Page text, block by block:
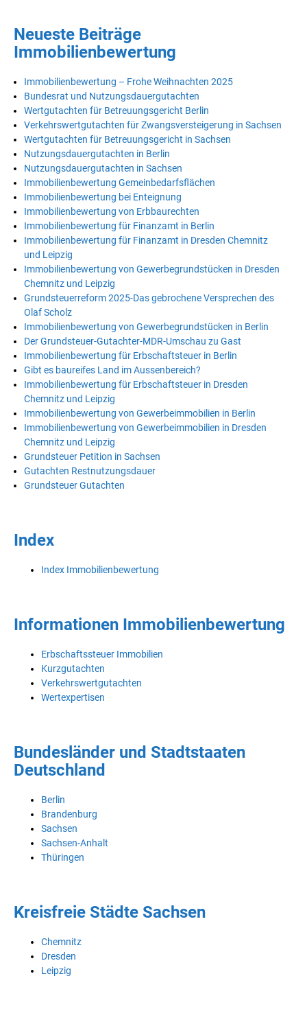
Neueste Beiträge
Immobilienbewertung
Immobilienbewertung – Frohe Weihnachten 2025
Bundesrat und Nutzungsdauergutachten
Wertgutachten für Betreuungsgericht Berlin
Verkehrswertgutachten für Zwangsversteigerung in Sachsen
Wertgutachten für Betreuungsgericht in Sachsen
Nutzungsdauergutachten in Berlin
Nutzungsdauergutachten in Sachsen
Immobilienbewertung Gemeinbedarfsflächen
Immobilienbewertung bei Enteignung
Immobilienbewertung von Erbbaurechten
Immobilienbewertung für Finanzamt in Berlin
Immobilienbewertung für Finanzamt in Dresden Chemnitz
und Leipzig
Immobilienbewertung von Gewerbegrundstücken in Dresden
Chemnitz und Leipzig
Grundsteuerreform 2025-Das gebrochene Versprechen des
Olaf Scholz
Immobilienbewertung von Gewerbegrundstücken in Berlin
Der Grundsteuer-Gutachter-MDR-Umschau zu Gast
Immobilienbewertung für Erbschaftsteuer in Berlin
Gibt es baureifes Land im Aussenbereich?
Immobilienbewertung für Erbschaftsteuer in Dresden
Chemnitz und Leipzig
Immobilienbewertung von Gewerbeimmobilien in Berlin
Immobilienbewertung von Gewerbeimmobilien in Dresden
Chemnitz und Leipzig
Grundsteuer Petition in Sachsen
Gutachten Restnutzungsdauer
Grundsteuer Gutachten
Index
Index Immobilienbewertung
Informationen Immobilienbewertung
Erbschaftssteuer Immobilien
Kurzgutachten
Verkehrswertgutachten
Wertexpertisen
Bundesländer und Stadtstaaten
Deutschland
Berlin
Brandenburg
Sachsen
Sachsen-Anhalt
Thüringen
Kreisfreie Städte Sachsen
Chemnitz
Dresden
Leipzig